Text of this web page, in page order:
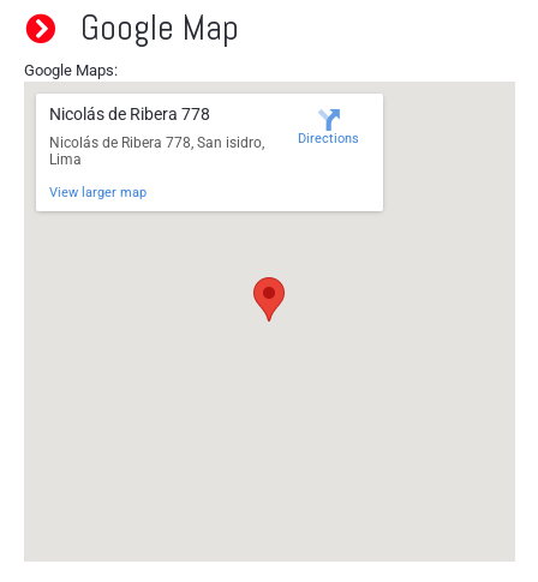
Google Map
Google Maps:
Nicolás de Ribera 778
Nicolás de Ribera 778, San isidro,
Lima
View larger map
Directions